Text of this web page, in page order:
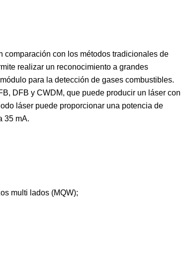
comparación con los métodos tradicionales de
realizar un reconocimiento a grandes
para la detección de gases combustibles.
DFB y CWDM, que puede producir un láser con
láser puede proporcionar una potencia de
35 mA.
multi lados (MQW);